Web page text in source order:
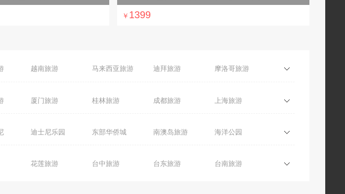
菠萝特色餐，招牌湛江鸡，鲜美
店，赠赶海工具，海滩寻鲜，十
市区超豪华酒店＜一价全包，湛江白切鸡，海鲜盛宴，现钓
现煮，品第一口鲜，赠海味伴手礼，纯玩＞
￥ 1399
越南旅游 马来西亚旅游 迪拜旅游 摩洛哥旅游
马尔代夫旅游 加拿大旅游 意大利旅游 西班牙旅游
厦门旅游 桂林旅游 成都旅游 上海旅游
杭州旅游 广西旅游 四川旅游 湖南旅游
迪士尼乐园 东部华侨城 南澳岛旅游 海洋公园
花莲旅游 台中旅游 台东旅游 台南旅游